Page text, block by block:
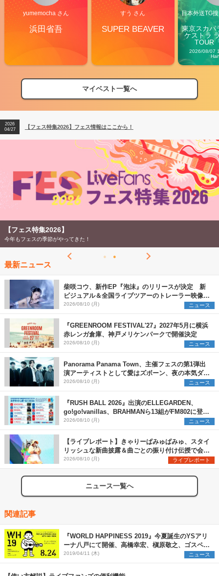
yumemocha さん
浜田省吾
すう さん
SUPER BEAVER
日本外送TG
東京スカパ
ケストラ
TOUR
2026/08/07
マイベスト一覧へ
【フェス特集2026】フェス情報はここから！
【ライブ動員ランキング】2026年上半期編発表！
2026
04/27
【フェス特集2026】フェス情報はここから！
2026
【ライブ動員ランキング】2026年上半期編発表！
【フェス特集2026】
今年もフェスの季節がやってきた！
最新ニュース
柴咲コウ、新作EP『泡沫』のリリースが決定 新
ビジュアル＆全国ライブツアーのトレーラー映像が
一部解禁【コメントあり】
2026/08/10 (月) ニュース
『GREENROOM FESTIVAL'27』2027年5月に横浜
赤レンガ倉庫、神戸メリケンパークで開催決定
2026/08/10 (月) ニュース
Panorama Panama Town、主催フェスの第1弾出
演アーティストとして愛はズボーン、夜の本気ダン
スらを発表 「plus∈you」のMVも公開に
2026/08/10 (月) ニュース
『RUSH BALL 2026』出演のELLEGARDEN、
go!go!vanillas、BRAHMANら13組がFM802に登
場、他出演アーティストの“渾身の1曲”をセレクト
2026/08/10 (月) ニュース
【ライブレポート】きゃりーぱみゅぱみゅ、スタイ
リッシュな新曲披露＆曲ごとの振り付け伝授で会場
を盛り上げまくる！＜LuckyFes’26＞
2026/08/10 (月) ライブレポート
ニュース一覧へ
関連記事
『WORLD HAPPINESS 2019』今夏誕生のYSアリ
ーナ八戸にて開催、高橋幸宏、槇原敬之、ゴスペラ
ーズ第一弾出演者も発表
2019/04/11 (木) ニュース